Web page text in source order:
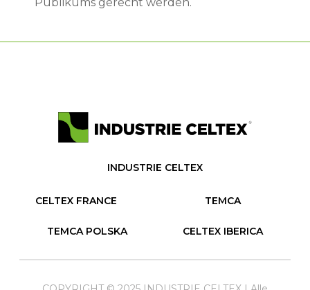
INDUSTRIE CELTEX
CELTEX FRANCE TEMCA
TEMCA POLSKA CELTEX IBERICA